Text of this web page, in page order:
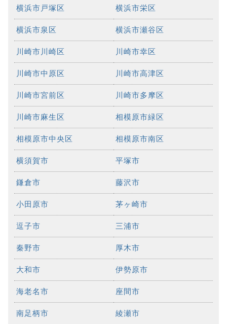
横浜市戸塚区 横浜市栄区
横浜市泉区 横浜市瀬谷区
川崎市川崎区 川崎市幸区
川崎市中原区 川崎市高津区
川崎市宮前区 川崎市多摩区
川崎市麻生区 相模原市緑区
相模原市中央区 相模原市南区
横須賀市 平塚市
鎌倉市 藤沢市
小田原市 茅ヶ崎市
逗子市 三浦市
秦野市 厚木市
大和市 伊勢原市
海老名市 座間市
南足柄市 綾瀬市